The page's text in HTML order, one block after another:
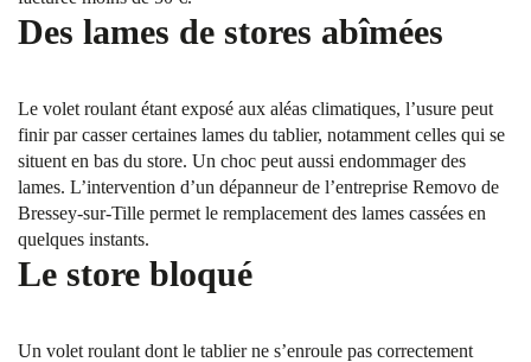
Des lames de stores abîmées
Le volet roulant étant exposé aux aléas climatiques, l’usure peut
finir par casser certaines lames du tablier, notamment celles qui se
situent en bas du store. Un choc peut aussi endommager des
lames. L’intervention d’un dépanneur de l’entreprise Removo de
Bressey-sur-Tille permet le remplacement des lames cassées en
quelques instants.
Le store bloqué
Un volet roulant dont le tablier ne s’enroule pas correctement